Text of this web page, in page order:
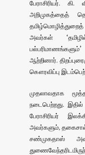
பேராசிரியர்.
அறிமுகத்தைத்
அவர்கள்
ஆற்றினார்.
கௌரவிப்பு
முதலாவதாக
நடைபெற்றது.
பேராசிரியர்
அவர்களும், தகைசால்
சண்முகதாஸ்